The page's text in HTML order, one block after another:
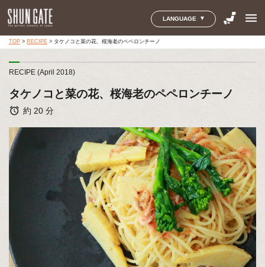
LANGUAGE menu
TOP> RECIPE> タケノコと菜の花、桜海老のペペロンチーノ
RECIPE (April 2018)
タケノコと菜の花、桜海老のペペロンチーノ
alarm 約 20 分